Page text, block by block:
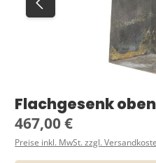
Flachgesenk
Regulärer Preis:
467,00 €
Preise inkl. MwSt. zzgl.